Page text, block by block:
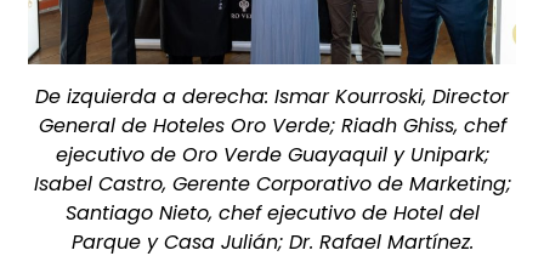
De izquierda a derecha: Ismar Kourroski, Director
General de Hoteles Oro Verde; Riadh Ghiss, chef
ejecutivo de Oro Verde Guayaquil y Unipark;
Isabel Castro, Gerente Corporativo de Marketing;
Santiago Nieto, chef ejecutivo de Hotel del
Parque y Casa Julián; Dr. Rafael Martínez.